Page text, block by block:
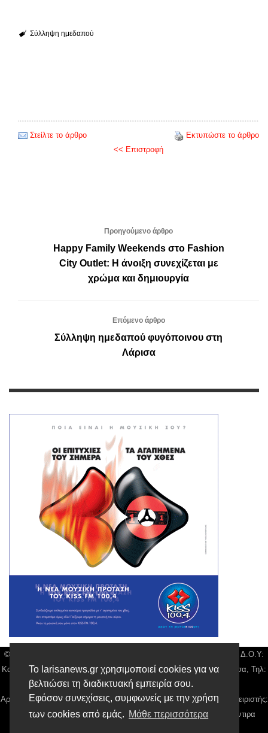
Το larisanews.gr χρησιμοποιεί cookies για να
βελτιώσει τη διαδικτυακή εμπειρία σου.
Εφόσον συνεχίσεις, συμφωνείς με την χρήση
των cookies από εμάς. Μάθε περισσότερα
Σύλληψη ημεδαπού
Στείλτε το άρθρο
Εκτυπώστε το άρθρο
<< Επιστροφή
Προηγούμενο άρθρο
Happy Family Weekends στο Fashion
City Outlet: Η άνοιξη συνεχίζεται με
χρώμα και δημιουργία
Επόμενο άρθρο
Σύλληψη ημεδαπού φυγόποινου στη
Λάρισα
© Larisa News | Διακριτικός Τίτλος: Orion Media, ΑΦΜ: 043750542, Δ.Ο.Υ:
Καρδίτσας, Υπο/μα Λάρισας, Δ/νση: Φαρμακίδου 36 τ.κ 41222 Λάρισα, Τηλ:
2410 259100, email: news@larisanews.gr
Αρ. Γεμή: 018804431000, Νόμιμος Εκπρόσωπος, Ιδιοκτήτης και Διαχειριστής:
Παναγιώτης Φιλίππου, Διευθύντρια: Γιαννουσά Βασιλική, Διευθύντιρα